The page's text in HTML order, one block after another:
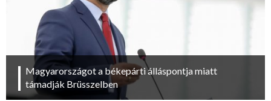
Magyarországot a békepárti álláspontja miatt
támadják Brüsszelben